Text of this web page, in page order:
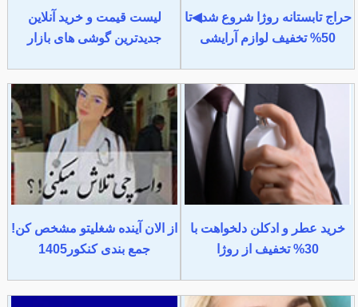
حراج تابستانه روژا شروع شد◀تا
50% تخفیف لوازم آرایشی
لیست قیمت و خرید آنلاین
جدیدترین گوشی های بازار
خرید عطر و ادکلن دلخواهت با
30% تخفیف از روژا
از الان آینده شغلیتو مشخص کن!
جمع بندی کنکور1405